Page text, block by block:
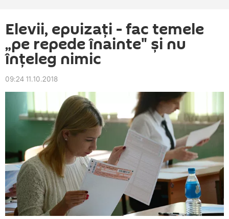
Elevii, epuizaţi - fac temele
„pe repede înainte" şi nu
înţeleg nimic
09:24 11.10.2018